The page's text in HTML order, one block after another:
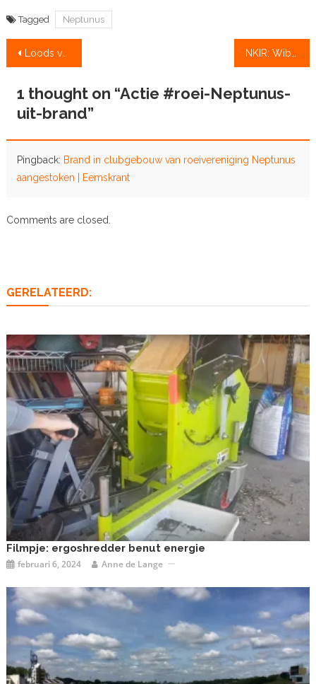
Tagged Neptunus
Bericht
Loods van Neptunus afgebrand
1 thought on “Actie #roei-Neptunus-
uit-brand”
Pingback: Brand in clubgebouw van roeivereniging Neptunus
aangestoken | Eemskrant
Comments are closed.
GERELATEERD:
Filmpje: ergoshredder benut energie
februari 6, 2024 Anne de Lange